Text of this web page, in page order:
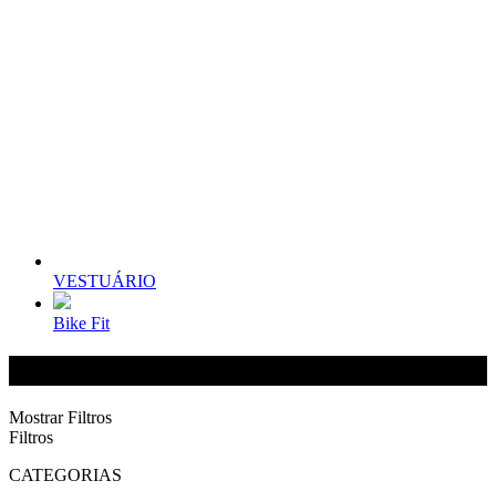
VESTUÁRIO
Bike Fit
Mostrar Filtros
Filtros
CATEGORIAS